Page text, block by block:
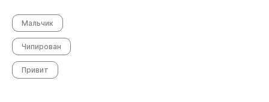
Мальчик
Чипирован
Привит